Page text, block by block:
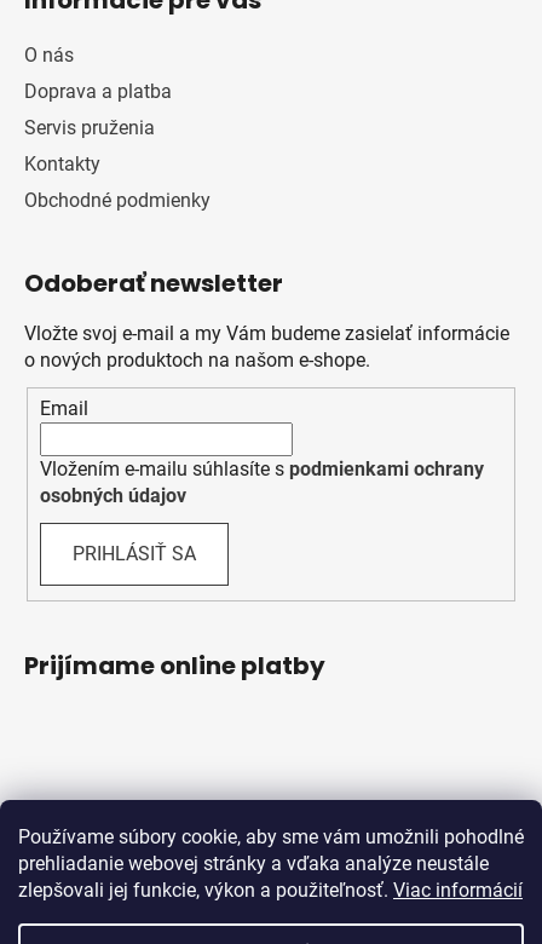
Používame súbory cookie, aby sme vám umožnili pohodlné
prehliadanie webovej stránky a vďaka analýze neustále
zlepšovali jej funkcie, výkon a použiteľnosť. Viac informácií
O nás
Doprava a platba
Servis pruženia
Kontakty
Obchodné podmienky
Odoberať newsletter
Vložte svoj e-mail a my Vám budeme zasielať informácie
o nových produktoch na našom e-shope.
Email
Vložením e-mailu súhlasíte s podmienkami ochrany
osobných údajov
PRIHLÁSIŤ SA
Prijímame online platby
Obchodné podmienky
Ochrana osobných údajov